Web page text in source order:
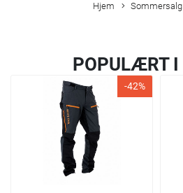
Hjem Sommersalg
POPULÆRT I
-42%